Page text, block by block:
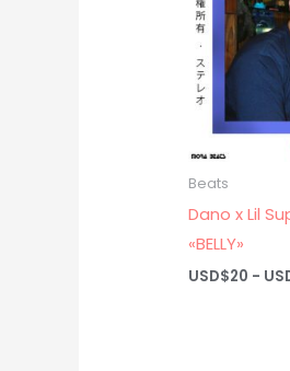
Beats
Dano x Lil
«BELLY»
USD$20 -